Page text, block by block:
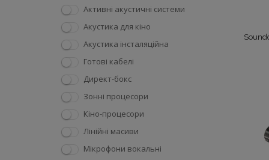
Активні акустичні системи
Акустика для кіно
Акустика інсталяційна
Готові кабелі
Директ-бокс
Зонні процесори
Кіно-процесори
Лінійні масиви
Мікрофони вокальні